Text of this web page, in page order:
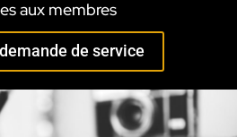
aux membres
de service